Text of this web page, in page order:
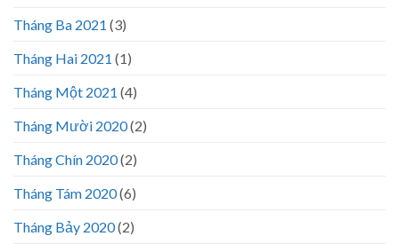
Tháng Ba 2021 (3)
Tháng Hai 2021 (1)
Tháng Một 2021 (4)
Tháng Mười 2020(2)
Tháng Chín 2020(2)
Tháng Tám 2020(6)
Tháng Bảy 2020(2)